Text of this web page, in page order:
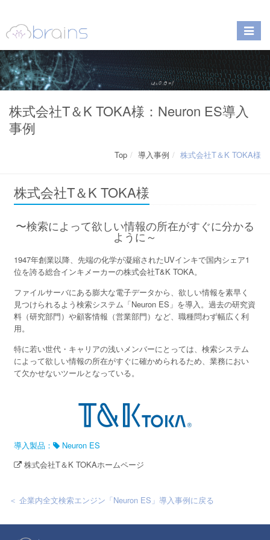
株式会社T＆K TOKA様：Neuron ES導入
事例
Top 導入事例 株式会社T＆K TOKA様
株式会社T＆K TOKA様
〜検索によって欲しい情報の所在がすぐに分かる
ように～
1947年創業以降、先端の化学が凝縮されたUVインキで国内シェア1
位を誇る総合インキメーカーの株式会社T&K TOKA。
ファイルサーバにある膨大な電子データから、欲しい情報を素早く
見つけられるよう検索システム「Neuron ES」を導入。過去の研究資
料（研究部門）や顧客情報（営業部門）など、職種問わず幅広く利
用。
特に若い世代・キャリアの浅いメンバーにとっては、検索システム
によって欲しい情報の所在がすぐに確かめられるため、業務におい
て欠かせないツールとなっている。
導入製品：
Neuron ES
株式会社T＆K TOKAホームページ
＜ 企業内全文検索エンジン「Neuron ES」導入事例に戻る